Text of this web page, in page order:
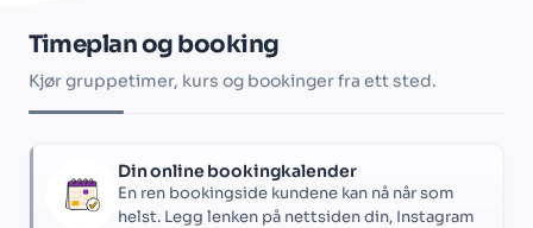
Timeplan og booking
Kjør gruppetimer, kurs og bookinger fra ett sted.
Din online bookingkalender
En ren bookingside kundene kan nå når som
helst. Legg lenken på nettsiden din, Instagram